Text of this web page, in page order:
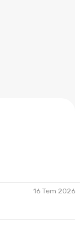
16 Tem 2026